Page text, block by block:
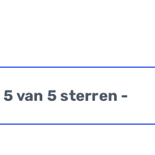
5 van 5 sterren -